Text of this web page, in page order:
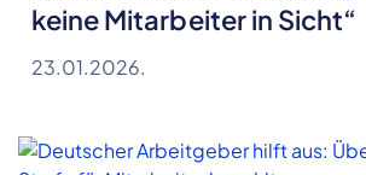
keine Mitarbeiter in Sicht“
23.01.2026.